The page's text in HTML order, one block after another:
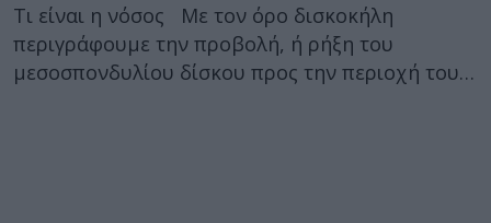
Τι είναι η νόσος Με τον όρο δισκοκήλη
περιγράφουμε την προβολή, ή ρήξη του
μεσοσπονδυλίου δίσκου προς την περιοχή του…